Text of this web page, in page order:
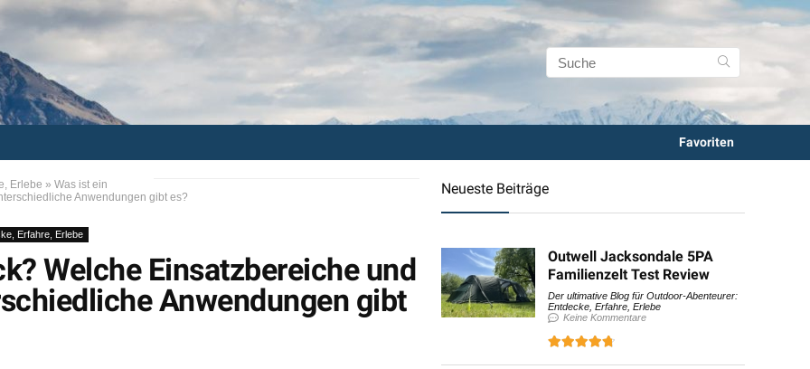
Favoriten
Erlebe » Was ist ein
Anwendungen gibt es?
Erfahre, Erlebe
Welche Einsatzbereiche und
Anwendungen gibt
Neueste Beiträge
Outwell Jacksondale 5PA
Familienzelt Test Review
Der ultimative Blog für Outdoor-Abenteurer:
Entdecke, Erfahre, Erlebe
Keine Kommentare